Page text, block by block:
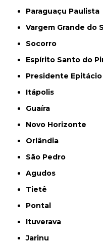
Paraguaçu Paulista
Vargem Grande do
Socorro
Espírito Santo do
Presidente Epitácio
Itápolis
Guaíra
Novo Horizonte
Orlândia
São Pedro
Agudos
Tietê
Pontal
Ituverava
Jarinu